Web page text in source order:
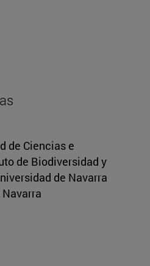
de Ciencias e
de Biodiversidad y
de Navarra